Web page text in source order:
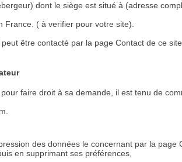
dont le siège est situé à (adresse
( à verifier pour votre site).
être contacté par la page Contact de ce site.
faire droit à sa demande, il est tenu de
des données le concernant par la page
en supprimant ses préférences,